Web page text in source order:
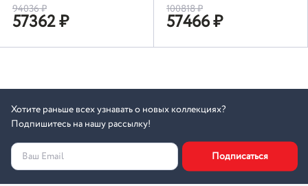
94036₽
57362₽
100818₽
57466₽
Хотите раньше всех узнавать о новых коллекциях?
Подпишитесь на нашу рассылку!
Ваш Email Подписаться